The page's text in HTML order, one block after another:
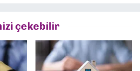
çekebilir